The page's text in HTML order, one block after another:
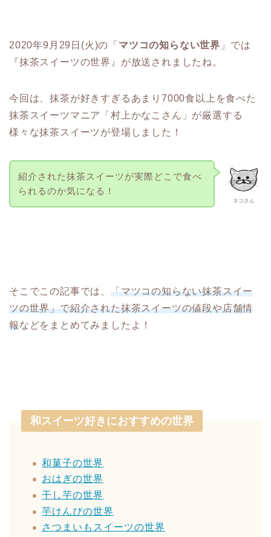
2020年9月29日(火)の「 マツコの知らない世界 」では
『抹茶スイーツの世界』が放送されましたね。
今回は、抹茶が好きすぎるあまり7000食以上を食べた
抹茶スイーツマニア「村上かなこさん」が厳選する
様々な抹茶スイーツが登場しました！
ネコさん
紹介された抹茶スイーツが実際どこで食べ
られるのか気になる！
そこでこの記事では、 「マツコの知らない抹茶スイー
ツの世界」で紹介された抹茶スイーツの値段や店舗情
報などをまとめてみましたよ！
和スイーツ好きにおすすめの世界
和菓子の世界
おはぎの世界
干し芋の世界
芋けんぴの世界
さつまいもスイーツの世界